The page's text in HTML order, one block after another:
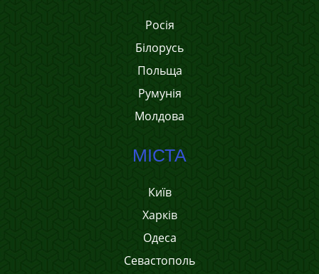
Росія
Білорусь
Польща
Румунія
Молдова
МІСТА
Київ
Харків
Одеса
Севастополь